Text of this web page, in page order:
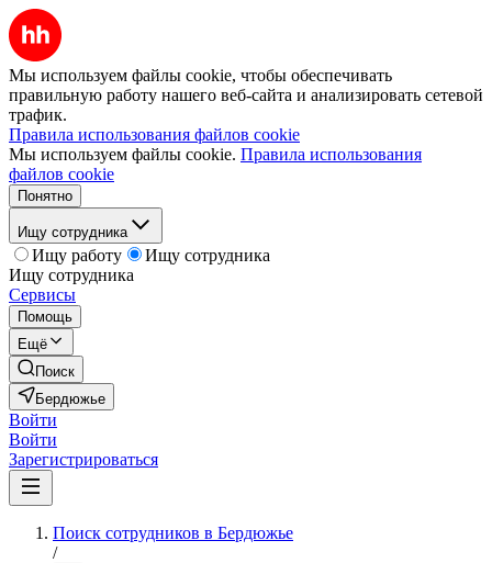
Мы используем файлы cookie, чтобы обеспечивать
правильную работу нашего веб-сайта и анализировать сетевой
трафик.
Правила использования файлов cookie
Мы используем файлы cookie. Правила использования
файлов cookie
Понятно
Ищу сотрудника
Ищу работу
Ищу сотрудника
Ищу сотрудника
Сервисы
Помощь
Ещё
Поиск
Бердюжье
Войти
Войти
Зарегистрироваться
Поиск сотрудников в Бердюжье
/